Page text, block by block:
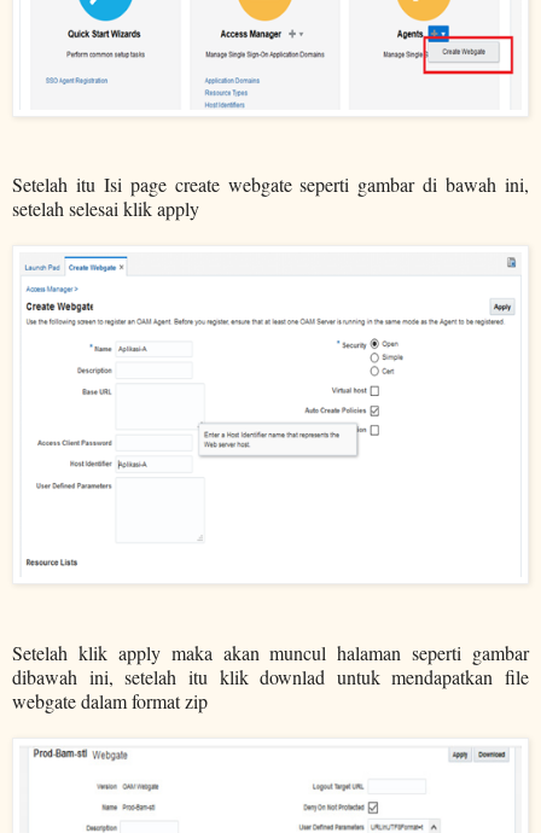
Setelah itu Isi page create webgate seperti gambar di bawah ini,
setelah selesai klik apply
Setelah klik apply maka akan muncul halaman seperti gambar
dibawah ini, setelah itu klik downlad untuk mendapatkan file
webgate dalam format zip